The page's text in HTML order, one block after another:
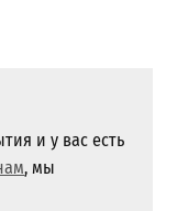
и у вас есть
, мы